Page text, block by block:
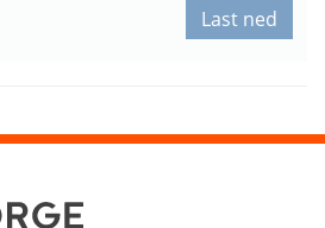
Last ned